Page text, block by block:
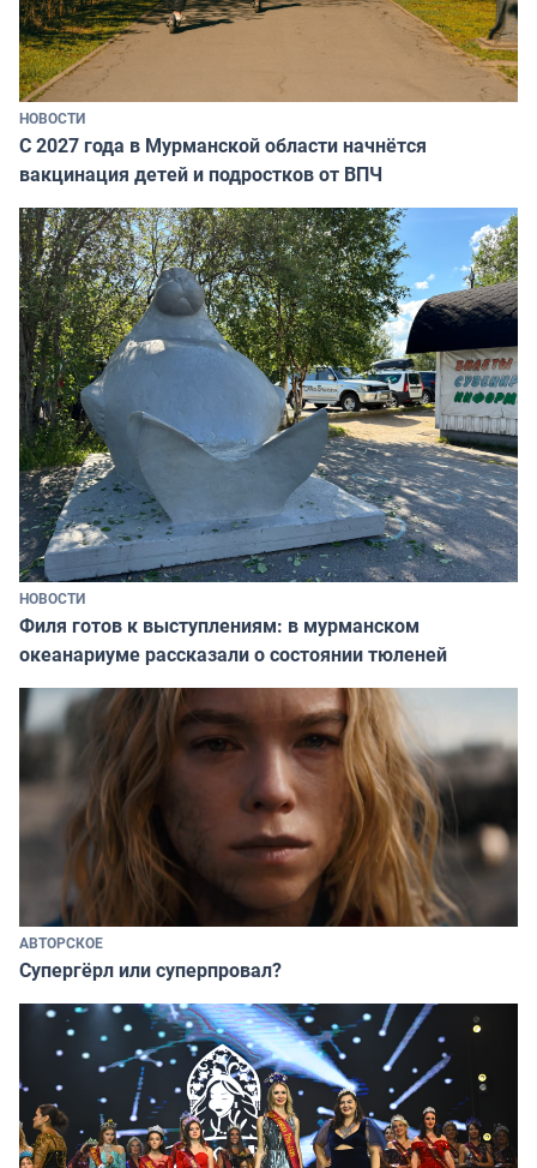
НОВОСТИ
С 2027 года в Мурманской области начнётся
вакцинация детей и подростков от ВПЧ
НОВОСТИ
Филя готов к выступлениям: в мурманском
океанариуме рассказали о состоянии тюленей
АВТОРСКОЕ
Супергёрл или суперпровал?